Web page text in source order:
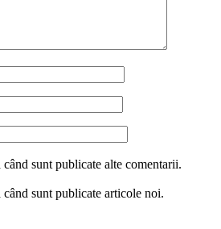
sunt publicate alte comentarii.
sunt publicate articole noi.